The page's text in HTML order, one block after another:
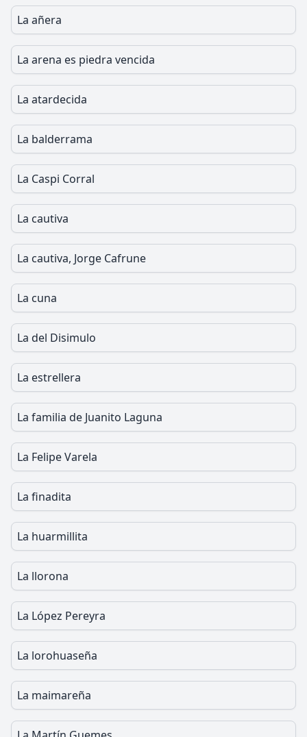
La añera
La arena es piedra vencida
La atardecida
La balderrama
La Caspi Corral
La cautiva
La cautiva, Jorge Cafrune
La cuna
La del Disimulo
La estrellera
La familia de Juanito Laguna
La Felipe Varela
La finadita
La huarmillita
La llorona
La López Pereyra
La lorohuaseña
La maimareña